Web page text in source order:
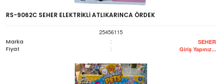
RS-9062C SEHER ELEKTRİKLİ ATLIKARINCA ÖRDEK
25456115
Marka
: SEHER
Fiyat : Giriş Yapınız...